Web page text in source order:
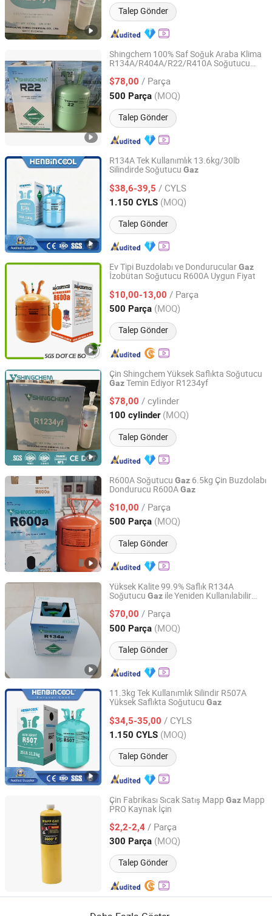
Talep Gönder
Shingchem 100% Saf Soğuk Araba Klima
R134A/R404A/R22/R410A Soğutucu
$78,00 / Parça
500 Parça (MOQ)
Talep Gönder
Qingdao Shingchem New Material Co., Ltd.
Shandong, China Fiyat 2022
R134A Tek Kullanımlık 13.6kg/30lb
Silindirde Soğutucu Gaz
$38,6-39,5 / CYLS
1.150 CYLS (MOQ)
Talep Gönder
Chengdu Henbin Refrigeration Co., Ltd.
Sichuan, China Fiyat 2020
Ev Tipi Buzdolabı ve DondurucularGaz
İzobütan Soğutucu R600A Uygun Fiyat
$10,00-13,00 / Parça
500 Parça (MOQ)
Talep Gönder
JINHUA SLIHE CHEMICAL CO., LIMITED
Zhejiang, China Fiyat 2018
Çin Shingchem Yüksek Saflıkta Soğutucu
GazTemin Ediyor R1234yf
$78,00 / cylinder
100 cylinder (MOQ)
Talep Gönder
Qingdao Shingchem New Material Co., Ltd.
Shandong, China Fiyat 2022
R600A Soğutucu Gaz 6.5kg Çin Buzdolabı
Dondurucu R600AGaz
$10,00 / Parça
500 Parça (MOQ)
Talep Gönder
Qingdao Shingchem New Material Co., Ltd.
Shandong, China Fiyat 2022
Yüksek Kalite 99.9% Saflık R134A
Soğutucu Gaz ile Yeniden Kullanılabilir
$70,00 / Parça
500 Parça (MOQ)
Talep Gönder
Qingdao Shingchem New Material Co., Ltd.
Shandong, China Fiyat 2022
11.3kg Tek Kullanımlık Silindir R507A
Yüksek Saflıkta Soğutucu Gaz
$34,5-35,00 / CYLS
1.150 CYLS (MOQ)
Talep Gönder
Chengdu Henbin Refrigeration Co., Ltd.
Sichuan, China Fiyat 2020
Çin Fabrikası Sıcak Satış Mapp Gaz Mapp
PRO Kaynak İçin
$2,2-2,4 / Parça
300 Parça (MOQ)
Talep Gönder
Zhejiang Binger New Type Refrigerant Co., Ltd.
Zhejiang, China Fiyat 2012